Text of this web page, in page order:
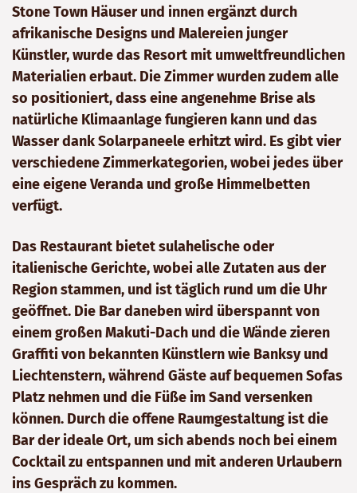
Stone Town Häuser und innen ergänzt durch
afrikanische Designs und Malereien junger
Künstler, wurde das Resort mit umweltfreundlichen
Materialien erbaut. Die Zimmer wurden zudem alle
so positioniert, dass eine angenehme Brise als
natürliche Klimaanlage fungieren kann und das
Wasser dank Solarpaneele erhitzt wird. Es gibt vier
verschiedene Zimmerkategorien, wobei jedes über
eine eigene Veranda und große Himmelbetten
verfügt.
Das Restaurant bietet sulahelische oder
italienische Gerichte, wobei alle Zutaten aus der
Region stammen, und ist täglich rund um die Uhr
geöffnet. Die Bar daneben wird überspannt von
einem großen Makuti-Dach und die Wände zieren
Graffiti von bekannten Künstlern wie Banksy und
Liechtenstern, während Gäste auf bequemen Sofas
Platz nehmen und die Füße im Sand versenken
können. Durch die offene Raumgestaltung ist die
Bar der ideale Ort, um sich abends noch bei einem
Cocktail zu entspannen und mit anderen Urlaubern
ins Gespräch zu kommen.